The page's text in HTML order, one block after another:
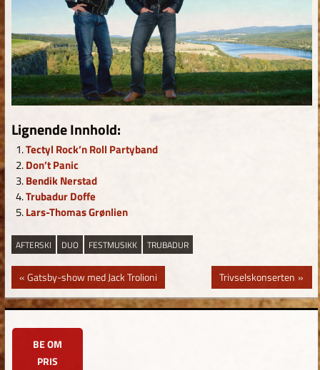
Lignende Innhold:
Tectyl Rock’n Roll Partyband
Don’t Panic
Bendik Nerstad
Trubadur Doffe
Lars-Thomas Grønlien
AFTERSKI DUO FESTMUSIKK TRUBADUR
Innleggsnavigasjon
Previous
Post:
Gatsby-show med Jack Trolioni
Next
Post:
Trivselskonserten
BE OM
PRIS